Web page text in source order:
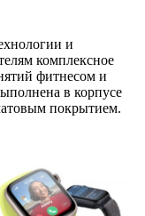
и
комплексное
фитнесом и
в корпусе
покрытием.